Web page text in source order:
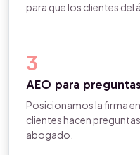
para que los clientes del
3
AEO para
Posicionamos la firma
clientes hacen
abogado.